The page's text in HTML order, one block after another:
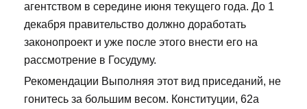
агентством в середине июня текущего года. До 1
декабря правительство должно доработать
законопроект и уже после этого внести его на
рассмотрение в Госудуму.
Рекомендации Выполняя этот вид приседаний, не
гонитесь за большим весом. Конституции, 62а